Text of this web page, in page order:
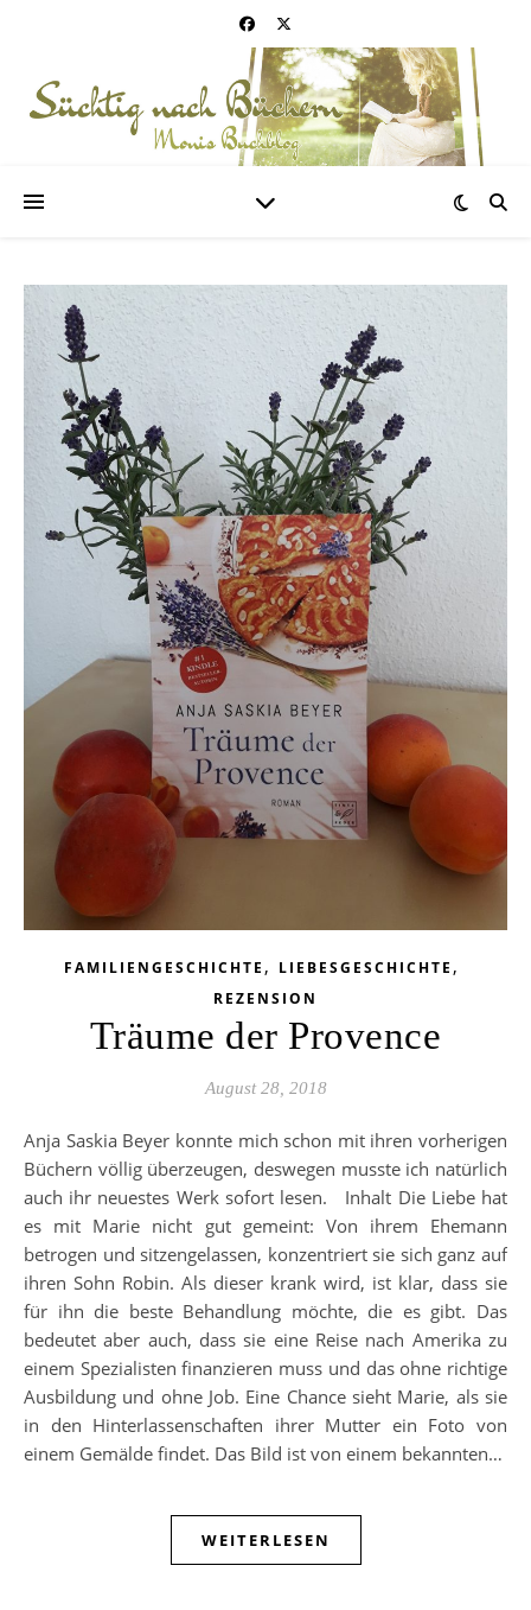
FAMILIENGESCHICHTE , LIEBESGESCHICHTE ,
REZENSION
Träume der Provence
August 28, 2018
Anja Saskia Beyer konnte mich schon mit ihren vorherigen
Büchern völlig überzeugen, deswegen musste ich natürlich
auch ihr neuestes Werk sofort lesen. Inhalt Die Liebe hat
es mit Marie nicht gut gemeint: Von ihrem Ehemann
betrogen und sitzengelassen, konzentriert sie sich ganz auf
ihren Sohn Robin. Als dieser krank wird, ist klar, dass sie
für ihn die beste Behandlung möchte, die es gibt. Das
bedeutet aber auch, dass sie eine Reise nach Amerika zu
einem Spezialisten finanzieren muss und das ohne richtige
Ausbildung und ohne Job. Eine Chance sieht Marie, als sie
in den Hinterlassenschaften ihrer Mutter ein Foto von
einem Gemälde findet. Das Bild ist von einem bekannten…
WEITERLESEN